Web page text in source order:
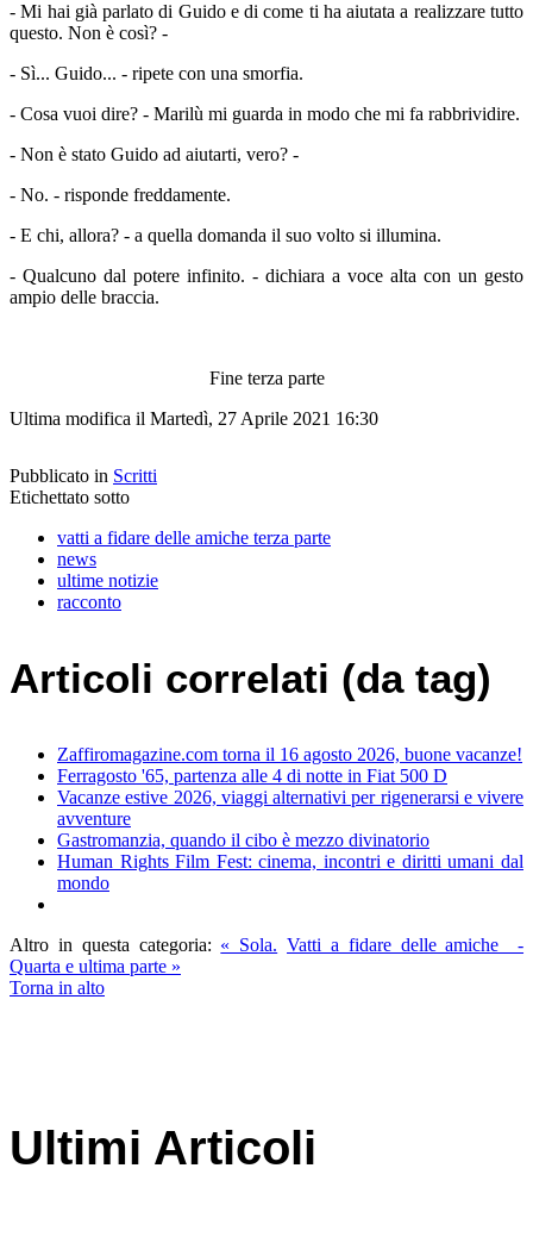
- Mi hai già parlato di Guido e di come ti ha aiutata a realizzare tutto
questo. Non è così? -
- Sì... Guido... - ripete con una smorfia.
- Cosa vuoi dire? - Marilù mi guarda in modo che mi fa rabbrividire.
- Non è stato Guido ad aiutarti, vero? -
- No. - risponde freddamente.
- E chi, allora? - a quella domanda il suo volto si illumina.
- Qualcuno dal potere infinito. - dichiara a voce alta con un gesto
ampio delle braccia.
Fine terza parte
Ultima modifica il Martedì, 27 Aprile 2021 16:30
Pubblicato in Scritti
Etichettato sotto
vatti a fidare delle amiche terza parte
news
ultime notizie
racconto
Articoli correlati (da tag)
Zaffiromagazine.com torna il 16 agosto 2026, buone vacanze!
Ferragosto '65, partenza alle 4 di notte in Fiat 500 D
Vacanze estive 2026, viaggi alternativi per rigenerarsi e vivere
avventure
Gastromanzia, quando il cibo è mezzo divinatorio
Human Rights Film Fest: cinema, incontri e diritti umani dal
mondo
Altro in questa categoria: « Sola. Vatti a fidare delle amiche -
Quarta e ultima parte »
Torna in alto
Ultimi Articoli